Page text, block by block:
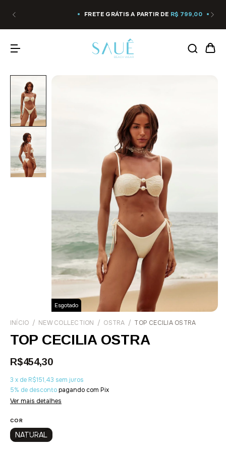
FRETE GRÁTIS A PARTIR DER$ 799,00
Esgotado
INÍCIO / NEW COLLECTION / OSTRA / TOP CECILIA OSTRA
TOP CECILIA OSTRA
R$454,30
3 x de R$151,43 sem juros
5% de descontopagando com Pix
Ver mais detalhes
COR
NATURAL